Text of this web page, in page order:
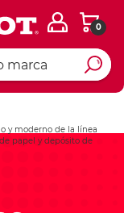
0
y moderno de la línea
papel y depósito de
Ingresar Codigo